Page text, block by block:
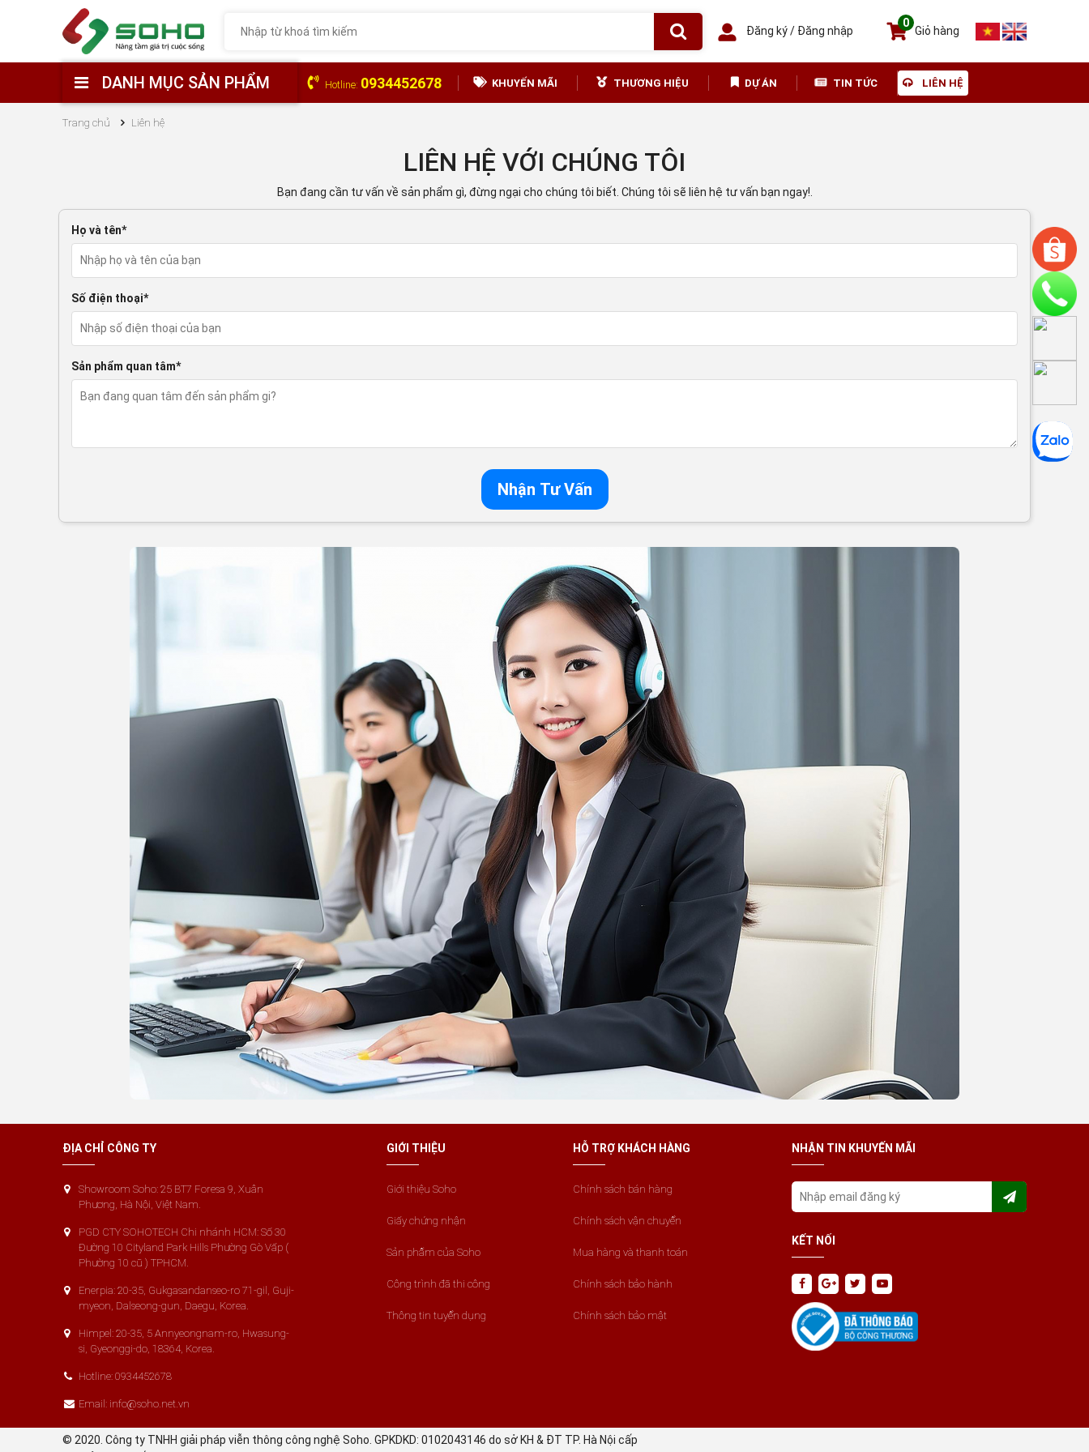
Đăng ký/ Đăng nhập
0
Giỏ hàng
DANH MỤC SẢN PHẨM Hotline: 0934452678 KHUYẾN MÃI THƯƠNG HIỆU DỰ ÁN TIN TỨC LIÊN HỆ
Trang chủ Liên hệ
LIÊN HỆ VỚI CHÚNG TÔI
Bạn đang cần tư vấn về sản phẩm gì, đừng ngại cho chúng tôi biết. Chúng tôi sẽ liên hệ tư vấn bạn ngay!.
Họ và tên*
Số điện thoại*
Sản phẩm quan tâm*
Nhận Tư Vấn
ĐỊA CHỈ CÔNG TY
Showroom Soho: 25 BT7 Foresa 9, Xuân
Phương, Hà Nội, Việt Nam.
PGD CTY SOHOTECH Chi nhánh HCM: Số 30
Đường 10 Cityland Park Hills Phường Gò Vấp (
Phường 10 cũ ) TPHCM.
Enerpia: 20-35, Gukgasandanseo-ro 71-gil, Guji-
myeon, Dalseong-gun, Daegu, Korea.
Himpel: 20-35, 5 Annyeongnam-ro, Hwasung-
si, Gyeonggi-do, 18364, Korea.
Hotline: 0934452678
Email: info@soho.net.vn
GIỚI THIỆU
Giới thiệu Soho
Giấy chứng nhận
Sản phẩm của Soho
Công trình đã thi công
Thông tin tuyển dụng
HỖ TRỢ KHÁCH HÀNG
Chính sách bán hàng
Chính sách vận chuyển
Mua hàng và thanh toán
Chính sách bảo hành
Chính sách bảo mật
NHẬN TIN KHUYẾN MÃI
KẾT NỐI
© 2020. Công ty TNHH giải pháp viễn thông công nghệ Soho. GPKDKD: 0102043146 do sở KH & ĐT TP. Hà Nội cấp